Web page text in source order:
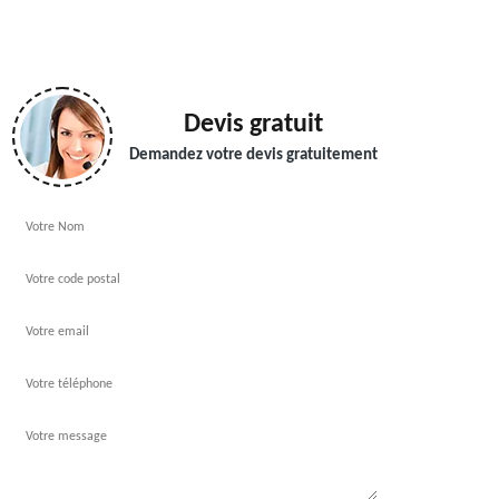
Devis gratuit
Demandez votre devis gratuitement